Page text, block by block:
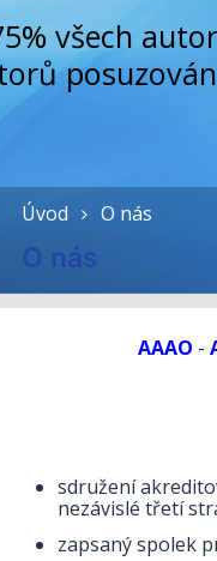
všech
Úvod O nás
O nás
AAAO -
sdružení
nezávislé třetí
zapsaný spolek